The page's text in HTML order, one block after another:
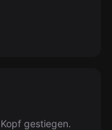
gestiegen.